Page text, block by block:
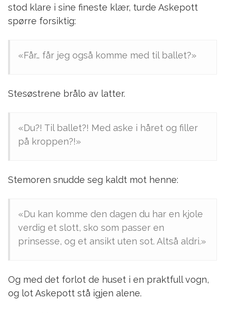
stod klare i sine fineste klær, turde Askepott
spørre forsiktig:
«Får… får jeg også komme med til ballet?»
Stesøstrene brålo av latter.
«Du?! Til ballet?! Med aske i håret og filler
på kroppen?!»
Stemoren snudde seg kaldt mot henne:
«Du kan komme den dagen du har en kjole
verdig et slott, sko som passer en
prinsesse, og et ansikt uten sot. Altså aldri.»
Og med det forlot de huset i en praktfull vogn,
og lot Askepott stå igjen alene.